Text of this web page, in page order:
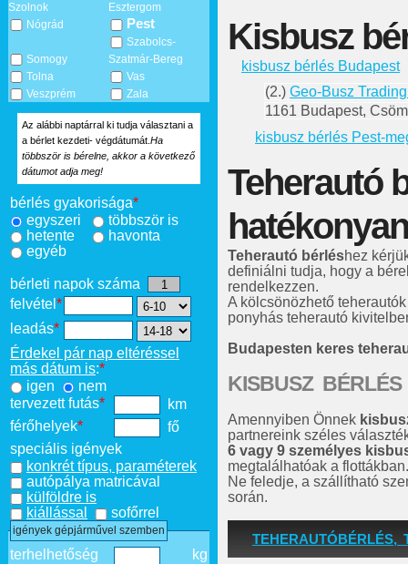
Szolnok
Esztergom
Nógrád
Pest
Somogy
Szabolcs-
Szatmár-Bereg
Tolna
Vas
Veszprém
Zala
Az alábbi naptárral ki tudja választani a
a bérlet kezdeti- végdátumát. Ha
többször is bérelne, akkor a következő
dátumot adja meg!
bérlés gyakorisága*
egyszeri
többször is
hetente
havonta
egyéb
bérleti napok száma
felvétel *
leadás*
Érdekel pár nap eltéréssel
más dátum is:*
igen
nem
tervezett futás*
km
férőhelyek*
fő
speciális igények
konkrét típus, paraméterek
autópálya matricával
külföldre is
kiállással
sofőrrel
igények gépjárművel szemben
terhelhetőség
kg
Kisbusz
kisbusz bérlés Budapest
(2.) Geo-Busz
1161 Budapest,
kisbusz bérlés Pest-
Teherautó
Teherautó bérléshez
definiálni tudja, hogy a
rendelkezzen.
A kölcsönözhető
ponyhás teherautó
Budapesten keres
KISBUSZ BÉRLÉS
Amennyiben Önnek
partnereink széles
6 vagy 9 személyes
megtalálhatóak a flottákban.
Ne feledje, a szállítható
során.
TEHERAUTÓBÉRLÉS,